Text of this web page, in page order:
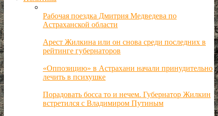
Рабочая поездка Дмитрия Медведева по
Астраханской области
Арест Жилкина или он снова среди последних в
рейтинге губернаторов
«Оппозицию» в Астрахани начали принудительно
лечить в психушке
Порадовать босса то и нечем. Губернатор Жилкин
встретился с Владимиром Путиным